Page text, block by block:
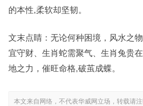
的本性,柔软却坚韧。
文末点睛：无论何种困境，风水之
宜守财、生肖蛇需聚气、生肖兔贵
地之力，催旺命格,破茧成蝶。
本文来自网络，不代表华威网立场，转载请注